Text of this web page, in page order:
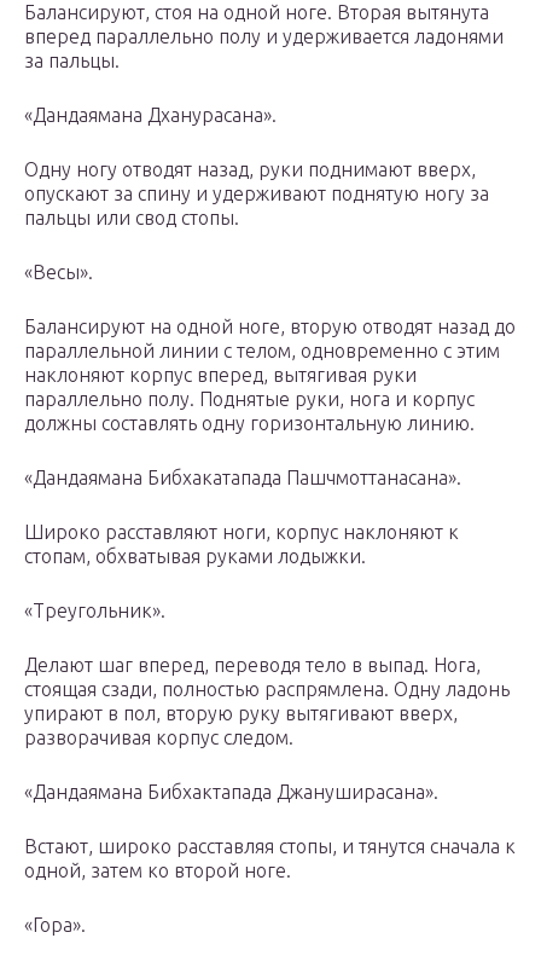
Балансируют, стоя на одной ноге. Вторая вытянута
вперед параллельно полу и удерживается ладонями
за пальцы.
«Дандаямана Дханурасана».
Одну ногу отводят назад, руки поднимают вверх,
опускают за спину и удерживают поднятую ногу за
пальцы или свод стопы.
«Весы».
Балансируют на одной ноге, вторую отводят назад до
параллельной линии с телом, одновременно с этим
наклоняют корпус вперед, вытягивая руки
параллельно полу. Поднятые руки, нога и корпус
должны составлять одну горизонтальную линию.
«Дандаямана Бибхакатапада Пашчмоттанасана».
Широко расставляют ноги, корпус наклоняют к
стопам, обхватывая руками лодыжки.
«Треугольник».
Делают шаг вперед, переводя тело в выпад. Нога,
стоящая сзади, полностью распрямлена. Одну ладонь
упирают в пол, вторую руку вытягивают вверх,
разворачивая корпус следом.
«Дандаямана Бибхактапада Джануширасана».
Встают, широко расставляя стопы, и тянутся сначала к
одной, затем ко второй ноге.
«Гора».